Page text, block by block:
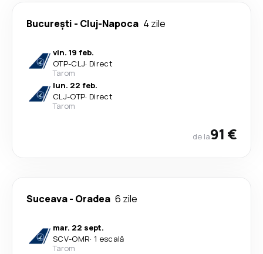
București - Cluj-Napoca 4 zile
vin. 19 feb.
OTP-CLJ· Direct
Tarom
lun. 22 feb.
CLJ-OTP· Direct
Tarom
de la91 €
Suceava- Oradea 6 zile
mar. 22 sept.
SCV-OMR· 1 escală
Tarom